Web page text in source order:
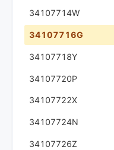
34107714W
34107716G
34107718Y
34107720P
34107722X
34107724N
34107726Z